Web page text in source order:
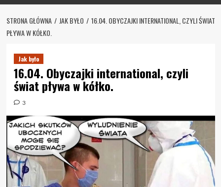
STRONA GŁÓWNA JAK BYŁO
16.04. OBYCZAJKI INTERNATIONAL, CZYLI ŚWIAT
PŁYWA W KÓŁKO.
Jak było
16.04. Obyczajki international, czyli
świat pływa w kółko.
3